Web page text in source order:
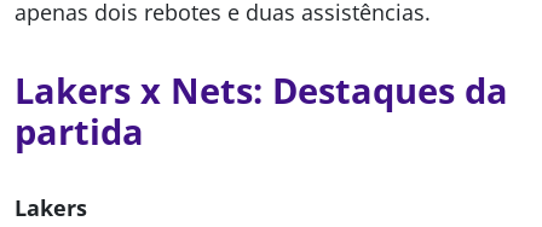
apenas dois rebotes e duas assistências.
Lakers x Nets: Destaques da
partida
Lakers